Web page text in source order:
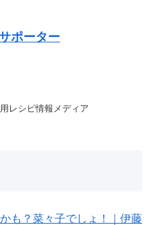
ポーター
レシピ情報メディア
も？菜々子でしょ！｜伊藤